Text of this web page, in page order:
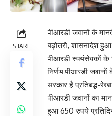
SHARE
पीआरडी जवानों के
बढ़ोतरी, शासनादेश हुआ
पीआरडी स्वयंसेवकों के
निर्णय,पीआरडी
सरकार है प्रतिबद्ध-
पीआरडी जवानों का
हुआ 650 रुपये